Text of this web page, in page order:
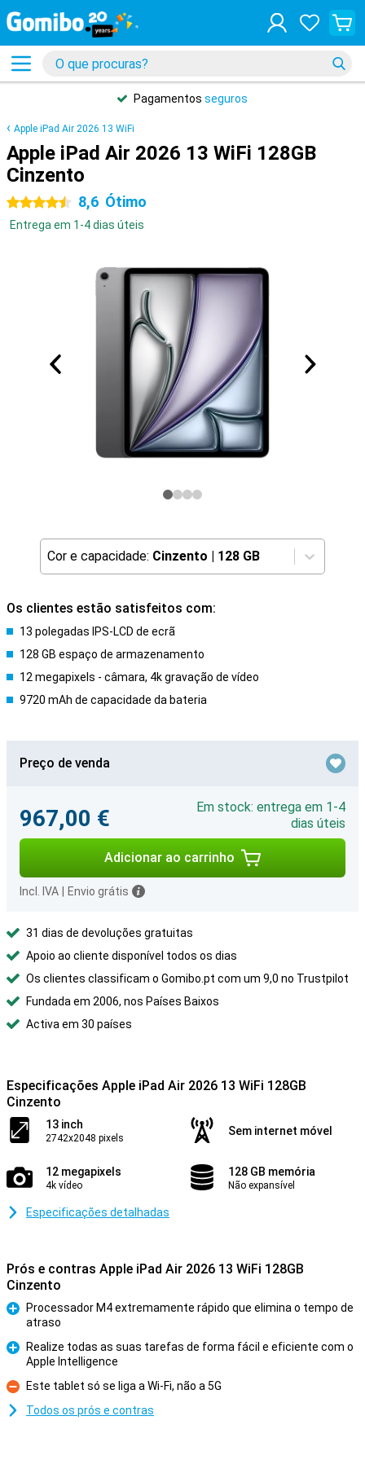
Pagamentos seguros
Apple iPad Air 2026 13 WiFi
Apple iPad Air 2026 13 WiFi 128GB
Cinzento
4.5 estrelas 8,6 Ótimo
Entrega em 1-4 dias úteis
Cor e capacidade: Cinzento | 128 GB
Os clientes estão satisfeitos com:
13 polegadas IPS-LCD de ecrã
128 GB espaço de armazenamento
12 megapixels - câmara, 4k gravação de vídeo
9720 mAh de capacidade da bateria
Preço de venda
967,00 €
Em stock: entrega em 1-4
dias úteis
Adicionar ao carrinho
Incl. IVA Envio grátis
31 dias de devoluções gratuitas
Apoio ao cliente disponível todos os dias
Os clientes classificam o Gomibo.pt com um 9,0 no Trustpilot
Fundada em 2006, nos Países Baixos
Activa em 30 países
Especificações Apple iPad Air 2026 13 WiFi 128GB
Cinzento
13 inch
2742x2048 pixels
Sem internet móvel
12 megapixels
4k vídeo
128 GB memória
Não expansível
Especificações detalhadas
Prós e contras Apple iPad Air 2026 13 WiFi 128GB
Cinzento
Prós
Processador M4 extremamente rápido que elimina o tempo de
atraso
Prós
Realize todas as suas tarefas de forma fácil e eficiente com o
Apple Intelligence
Contras
Este tablet só se liga a Wi-Fi, não a 5G
Todos os prós e contras